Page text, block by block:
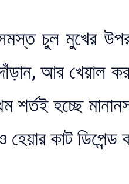
চুল মুখের
আর
শর্তই হচ্ছে
হেয়ার কাট